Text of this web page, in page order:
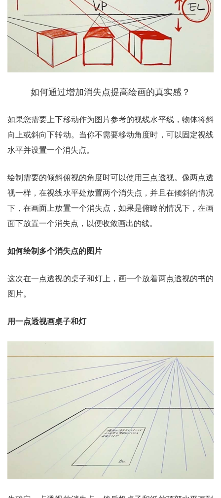
如何通过增加消失点提高绘画的真实感？
如果您需要上下移动作为图片参考的视线水平线，物体将斜
向上或斜向下转动。当你不需要移动角度时，可以固定视线
水平并设置一个消失点。
绘制需要的倾斜俯视的角度时可以使用三点透视。像两点透
视一样，在视线水平处放置两个消失点，并且在倾斜的情况
下，在画面上放置一个消失点，如果是俯瞰的情况下，在画
面下放置一个消失点，以便收敛画出的线。
如何绘制多个消失点的图片
这次在一点透视的桌子和灯上，画一个放着两点透视的书的
图片。
用一点透视画桌子和灯